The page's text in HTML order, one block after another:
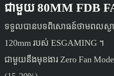
ជាមួយ 80MM FDB
ទទួលបានបទពិសោធន៍ថាមពលស្ងា
120mm របស់ ESGAMING ។
ជាមួយនឹងមុខងារ Zero Fan Mode